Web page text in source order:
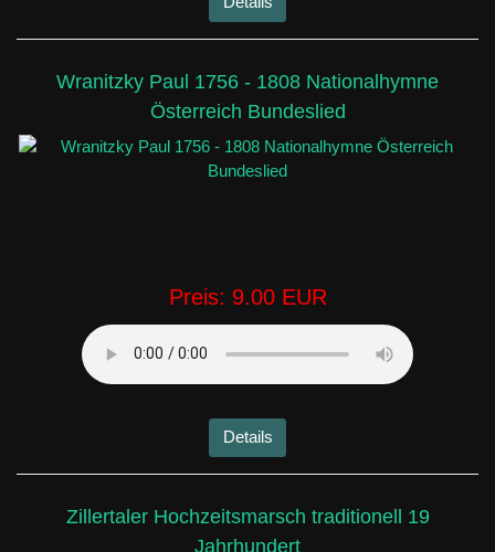
Wranitzky Paul 1756 - 1808 Nationalhymne
Österreich Bundeslied
Preis: 9.00 EUR
Details
Zillertaler Hochzeitsmarsch traditionell 19
Jahrhundert